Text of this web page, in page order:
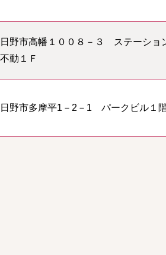
野市高幡１００８－３ ステーショ
動１Ｆ
野市多摩平1－2－1 パークビル１